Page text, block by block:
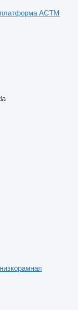
ACTM